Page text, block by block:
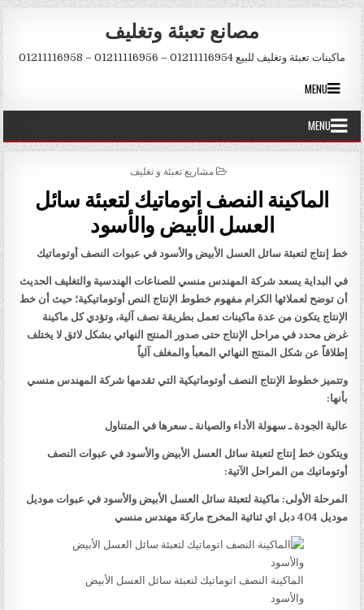
Skip to content
مصانع تعبئة وتغليف
ماكينات تعبئة وتغليف للبيع 01211116954 – 01211116956 – 01211116958
MENU
MENU
POSTED IN
مشاريع تعبئة و تغليف
الماكينة النصف اتوماتيك لتعبئة سائل
العسل الأبيض والأسود
خط إنتاج لتعبئة سائل العسل الأبيض والأسود في عبوات النصف أوتوماتيك
في البداية يسعد شركة المهندس منسي للصناعات الهندسية والتغليف الحديث
أن توضح لعملائها الكرام مفهوم خطوط الإنتاج النص أوتوماتيكية؛ حيث أن خط
الإنتاج يتكون من عدة ماكينات تعمل بطريقة نصف آلية، وتؤدي كل ماكينة
غرض محدد في مراحل الإنتاج حتى صدور المنتج النهائي بشكل لائق لا يختلف
إطلاقاً عن شكل المنتج النهائي المعبأ والمغلف آلياً
وتتميز خطوط الإنتاج النصف أوتوماتيكية التي تقدمها شركة المهندس منسي
بأنها:
عالية الجودة ـ سهولة الأداء والصيانة ـ سعرها في المتناول
ويتكون خط إنتاج لتعبئة سائل العسل الأبيض والأسود في عبوات النصف
أوتوماتيك من المراحل الآتية:
المرحلة الأولى: ماكينة لتعبئة سائل العسل الأبيض والأسود في عبوات موديل
موديل 404 دبل اي ثنائية المخرج ماركة مهندس منسي
الماكينة النصف اتوماتيك لتعبئة سائل العسل الأبيض
والأسود